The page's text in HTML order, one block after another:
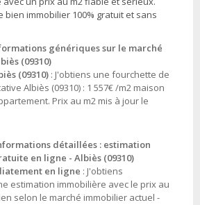
bien immobilier 100% gratuit et sans
génériques sur le marché
(09310)
(09310) : J'obtiens une fourchette de
Albiès (09310) : 1 557€ /m2 maison
Prix au m2 mis à jour le
détaillées : estimation
en ligne - Albiès (09310)
en ligne : J'obtiens
estimation immobilière avec le prix au
selon le marché immobilier actuel -